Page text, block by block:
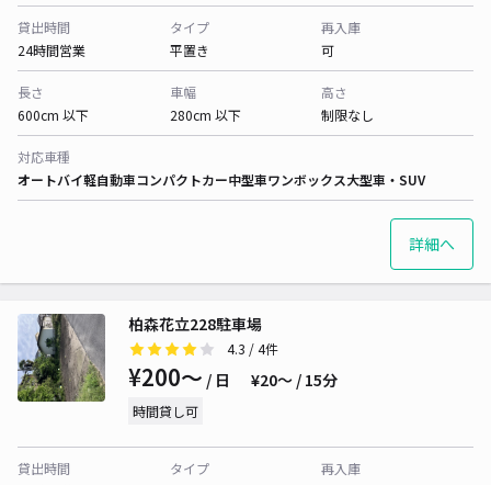
貸出時間
24時間営業
タイプ
平置き
再入庫
可
長さ
600cm 以下
車幅
280cm 以下
高さ
制限なし
対応車種
オートバイ軽自動車コンパクトカー中型車ワンボックス大型車・SUV
詳細へ
柏森花立228駐車場
4.3 / 4件
¥200〜 / 日 ¥20〜 / 15分
時間貸し可
貸出時間
タイプ
再入庫